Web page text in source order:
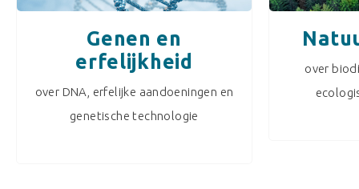
Genen en
erfelijkheid
over DNA, erfelijke aandoeningen en
genetische technologie
over